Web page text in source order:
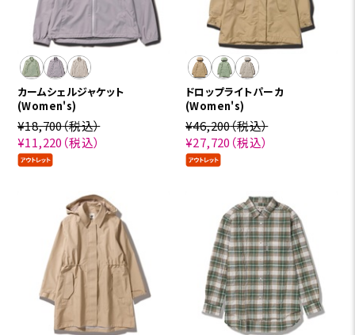
カームシェルジャケット
(Women's)
¥18,700（税込）
¥11,220 （税込）
ドロップライトパーカ
(Women's)
¥46,200（税込）
¥27,720 （税込）